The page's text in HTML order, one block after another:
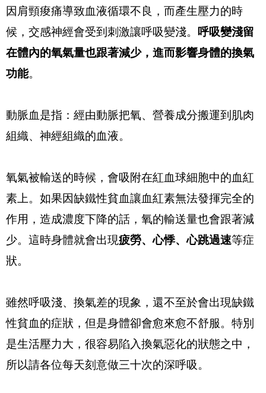
因肩頸痠痛導致血液循環不良，而產生壓力的時
候，交感神經會受到刺激讓呼吸變淺。 呼吸變淺留
在體內的氧氣量也跟著減少，進而影響身體的換氣
功能。
動脈血是指：經由動脈把氧、營養成分搬運到肌肉
組織、神經組織的血液。
氧氣被輸送的時候，會吸附在紅血球細胞中的血紅
素上。如果因缺鐵性貧血讓血紅素無法發揮完全的
作用，造成濃度下降的話，氧的輸送量也會跟著減
少。這時身體就會出現疲勞、心悸、心跳過速等症
狀。
雖然呼吸淺、換氣差的現象，還不至於會出現缺鐵
性貧血的症狀，但是身體卻會愈來愈不舒服。特別
是生活壓力大，很容易陷入換氣惡化的狀態之中，
所以請各位每天刻意做三十次的深呼吸。